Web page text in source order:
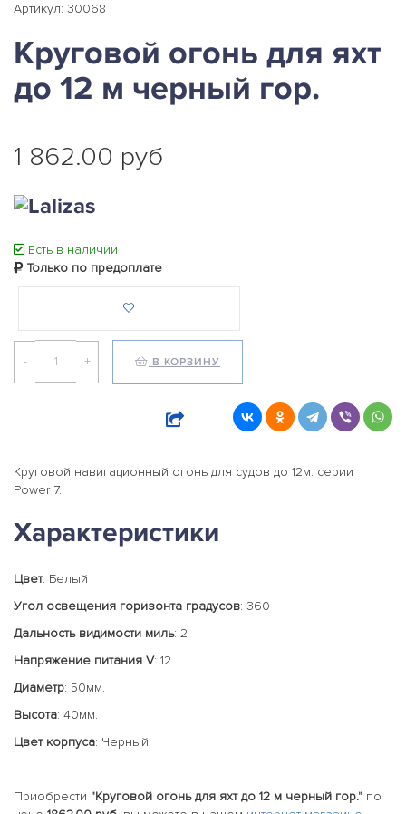
Артикул: 30068
Круговой огонь для яхт
до 12 м черный гор.
1 862.00 руб
Есть в наличии
Только по предоплате
- + В КОРЗИНУ
Круговой навигационный огонь для судов до 12м. серии
Power 7.
Характеристики
Цвет: Белый
Угол освещения горизонта градусов: 360
Дальность видимости миль: 2
Напряжение питания V: 12
Диаметр: 50мм.
Высота: 40мм.
Цвет корпуса: Черный
Приобрести "Круговой огонь для яхт до 12 м черный гор." по